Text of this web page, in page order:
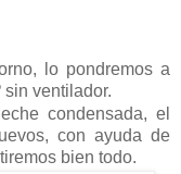
lo pondremos a
sin ventilador.
condensada, el
con ayuda de
bien todo.